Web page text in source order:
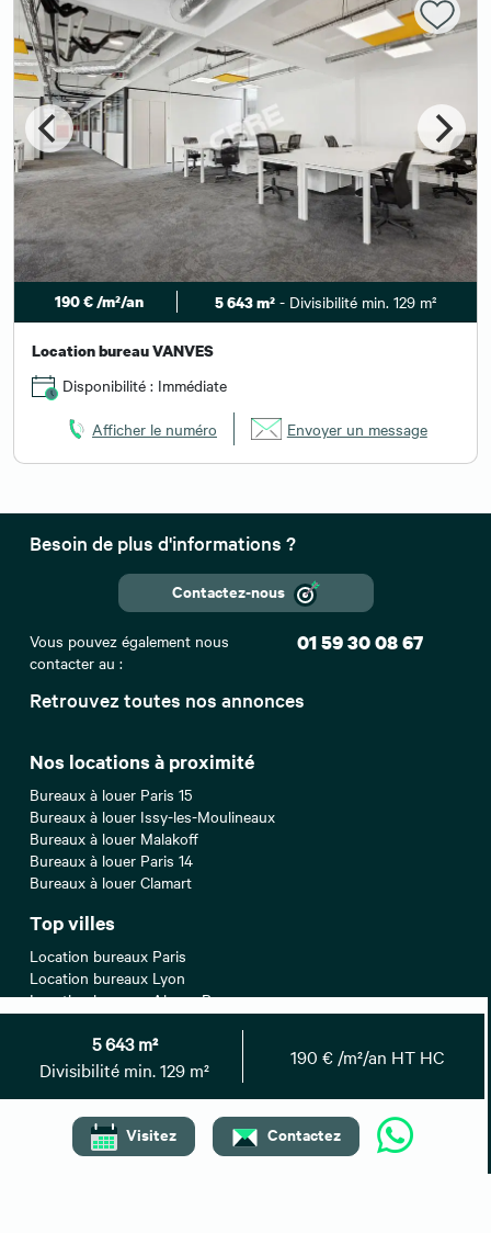
5 643 m²
Divisibilité min. 129 m²
190 € /m²/an HT HC
Visitez Contactez
190 € /m²/an 5 643 m²- Divisibilité min. 129 m²
Location bureau VANVES
Disponibilité : Immédiate
Afficher le numéro Envoyer un message
Retrouvez toutes nos annonces
Nos locations à proximité
Bureaux à louer Paris 15
Bureaux à louer Issy-les-Moulineaux
Bureaux à louer Malakoff
Bureaux à louer Paris 14
Bureaux à louer Clamart
Top villes
Location bureaux Paris
Location bureaux Lyon
Location bureaux Aix-en-Provence
Location bureaux Lille
Location bureaux Strasbourg
Recherches associées
Bureaux à vendre Hauts-de-Seine
Entrepôts/Locaux d'activités à louer Hauts-de-Seine
Entrepôts/Locaux d'activités à vendre Hauts-de-Seine
Besoin de plus d'informations ?
Contactez-nous
Vous pouvez également nous
contacter au :
01 59 30 08 67